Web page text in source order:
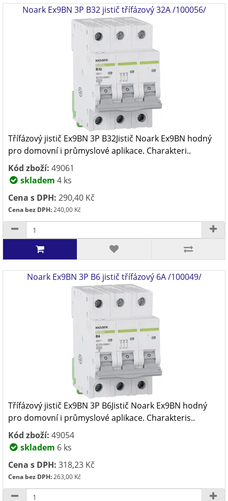
Noark Ex9BN 3P B32 jistič třífázový 32A /100056/
Třífázový jistič Ex9BN 3P B32Jistič Noark Ex9BN hodný
pro domovní i průmyslové aplikace. Charakteri..
Kód zboží: 49061
skladem 4 ks
Cena s DPH: 290,40 Kč
Cena bez DPH:240,00 Kč
Noark Ex9BN 3P B6 jistič třífázový 6A /100049/
Třífázový jistič Ex9BN 3P B6Jistič Noark Ex9BN hodný
pro domovní i průmyslové aplikace. Charakteris..
Kód zboží: 49054
skladem 6 ks
Cena s DPH: 318,23 Kč
Cena bez DPH:263,00 Kč